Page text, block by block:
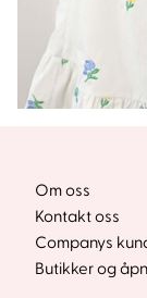
Om oss
Kontakt oss
Companys
Butikker og